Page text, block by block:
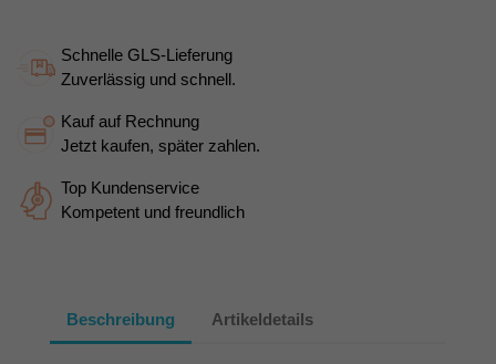
Schnelle GLS-Lieferung
Zuverlässig und schnell.
Kauf auf Rechnung
Jetzt kaufen, später zahlen.
Top Kundenservice
Kompetent und freundlich
Beschreibung Artikeldetails